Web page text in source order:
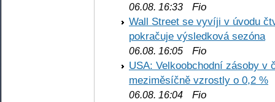
06.08. 16:33 Fio
Wall Street se vyvíji v úvodu
pokračuje výsledková sezóna
06.08. 16:05 Fio
USA: Velkoobchodní zásoby v
meziměsíčně vzrostly o 0,2 %
06.08. 16:04 Fio